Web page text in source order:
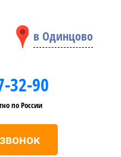
в Одинцово
32-90
по России